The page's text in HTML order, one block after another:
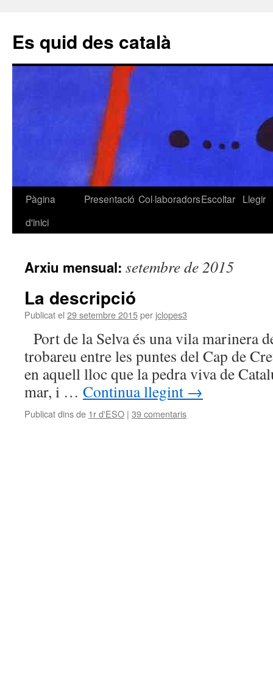
Es quid des català
Vés
Pàgina
d'inici
Presentació Col·laboradorsEscoltar Llegir
Arxiu mensual: setembre de 2015
La descripció
Publicat el 29 setembre 2015per jclopes3
Port de la Selva és una vila marinera
trobareu entre les puntes del Cap de
en aquell lloc que la pedra viva de
mar, i … Continua llegint →
Publicat dins de 1r d'ESO | 39 comentaris